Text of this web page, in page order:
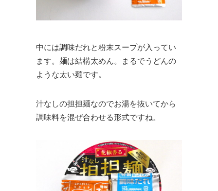
中には調味だれと粉末スープが入ってい
ます。麺は結構太めん。まるでうどんの
ような太い麺です。
汁なしの担担麺なのでお湯を抜いてから
調味料を混ぜ合わせる形式ですね。